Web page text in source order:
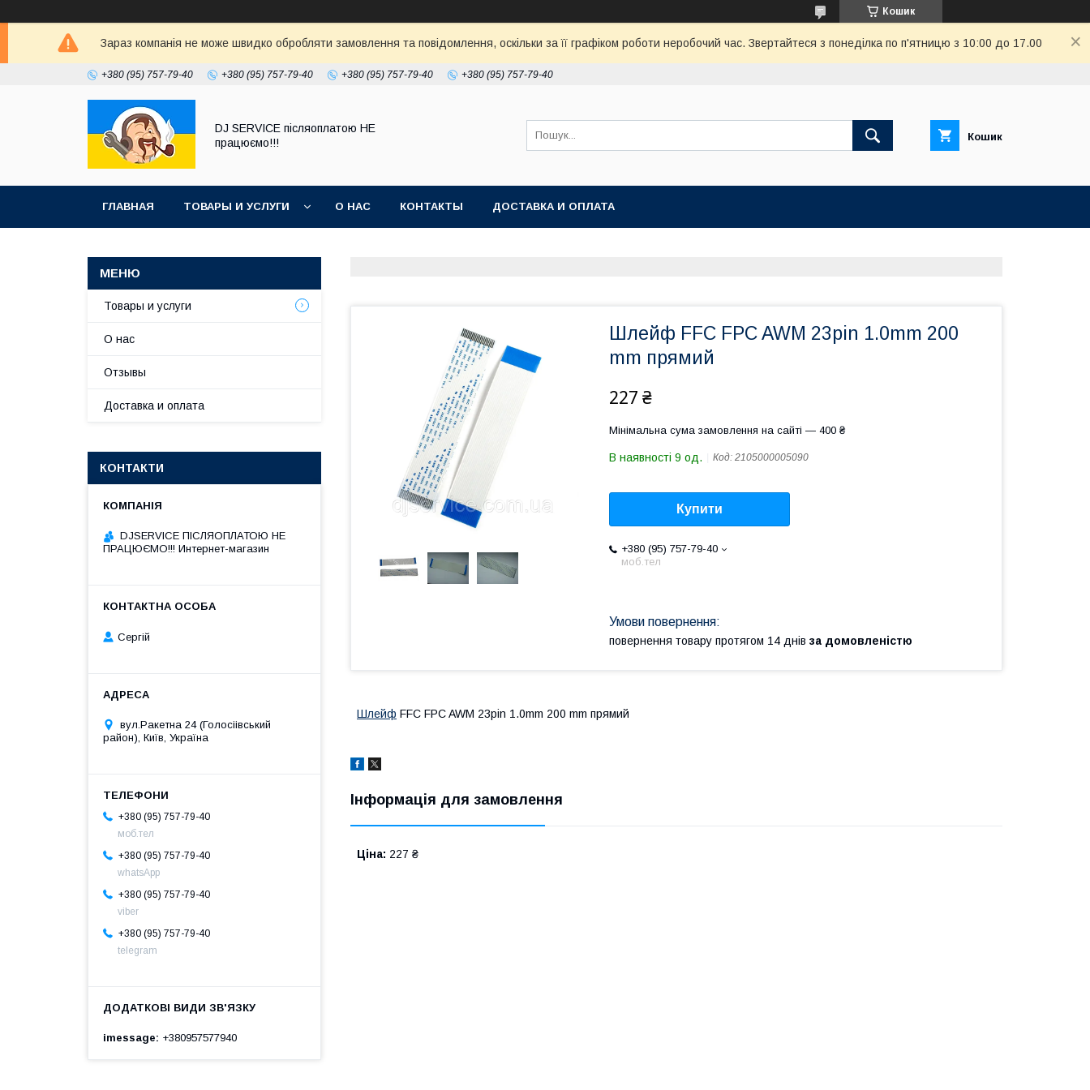
Кошик
Зараз компанія не може швидко обробляти замовлення та повідомлення, оскільки за її графіком роботи неробочий час. Звертайтеся з понеділка по п'ятницю з 10:00 до 17.00
+380 (95) 757-79-40 +380 (95) 757-79-40 +380 (95) 757-79-40 +380 (95) 757-79-40
DJ SERVICE пiсляоплатою НЕ
працюємо!!!
Кошик
ГЛАВНАЯ ТОВАРЫ И УСЛУГИ О НАС КОНТАКТЫ ДОСТАВКА И ОПЛАТА
Шлейф FFC FPC AWM 23pin 1.0mm 200
mm прямий
227 ₴
Мінімальна сума замовлення на сайті — 400 ₴
В наявності 9 од. Код: 2105000005090
Купити
+380 (95) 757-79-40
моб.тел
повернення товару протягом 14 днів за домовленістю
Шлейф FFC FPC AWM 23pin 1.0mm 200 mm прямий
Інформація для замовлення
Ціна: 227 ₴
Товары и услуги
О нас
Отзывы
Доставка и оплата
КОНТАКТИ
DJSERVICE ПІСЛЯОПЛАТОЮ НЕ
ПРАЦЮЄМО!!! Интернет-магазин
Сергій
вул.Ракетна 24 (Голосіівський
район), Київ, Україна
+380 (95) 757-79-40
моб.тел
+380 (95) 757-79-40
whatsApp
+380 (95) 757-79-40
viber
+380 (95) 757-79-40
telegram
imessage +380957577940